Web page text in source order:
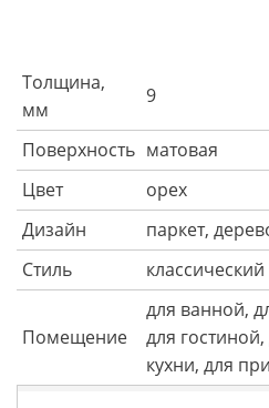
Толщина,
мм
9
Поверхность матовая
Цвет
орех
Дизайн
паркет,
Стиль
классический
Помещение
для ванной,
для
кухни, для